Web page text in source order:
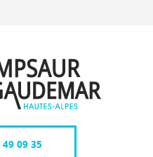
49 09 35